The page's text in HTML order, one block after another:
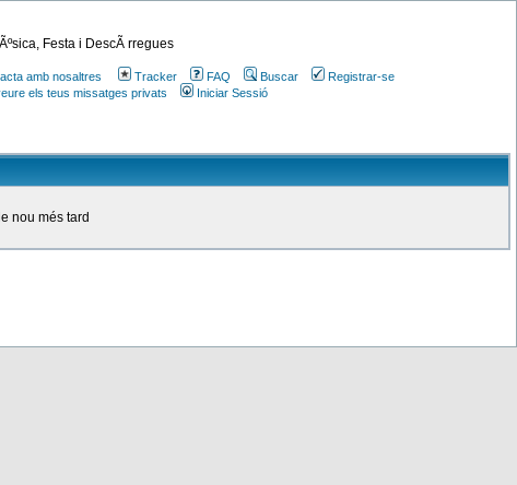
Festa i DescÃ rregues
amb nosaltres Tracker FAQ Buscar
Registrar-se
els teus missatges privats Iniciar Sessió
nou més tard